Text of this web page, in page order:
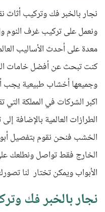
نجار بالخبر فك وتركيب أثاث
ونعمل على تركيب غرف النوم
معدة على أحدث الأساليب
كنت تبحث عن أفضل خامات
وجميعها أخشاب طبيعية يجب
اكبر الشركات في المملكة
الطرازات العالمية
الخشب فنحن نقوم بتفصيل
الخارج فقط تواصل ونطلعك
الأبواب ويمكن تختار لنا
نجار بالخبر فك